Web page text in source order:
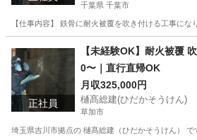
千葉県 千葉市
【仕事内容】 鉄骨に耐火被覆を吹き付ける工事に
内装職人 職人
正社員
【未経験OK】耐火被覆
0〜｜直行直帰OK
月収325,000円
樋髙総建(ひだかそうけん)
草加市
埼玉県吉川市拠点の 樋髙総建（ひだかそうけん）